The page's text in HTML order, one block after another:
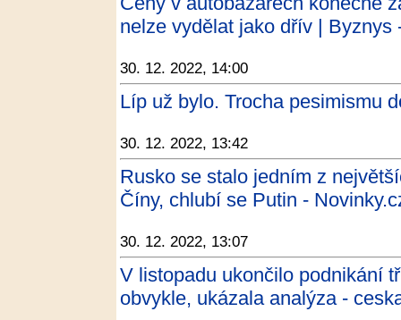
nelze vydělat jako dřív | Byznys
30. 12. 2022, 14:00
Líp už bylo. Trocha pesimismu
30. 12. 2022, 13:42
Rusko se stalo jedním z
Číny, chlubí se Putin -
30. 12. 2022, 13:07
V listopadu ukončilo podnikání
obvykle, ukázala analýza -